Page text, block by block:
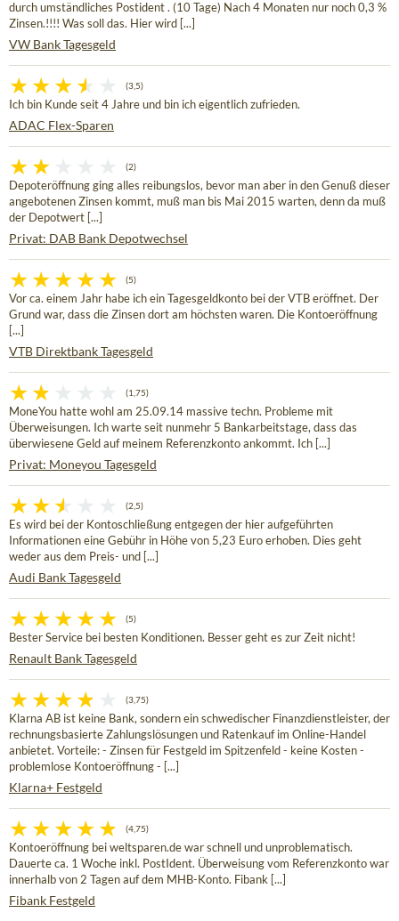
durch umständliches Postident . (10 Tage) Nach 4 Monaten nur noch 0,3 %
Zinsen.!!!! Was soll das. Hier wird [...]
VW Bank Tagesgeld
(3,5)
Ich bin Kunde seit 4 Jahre und bin ich eigentlich zufrieden.
ADAC Flex-Sparen
(2)
Depoteröffnung ging alles reibungslos, bevor man aber in den Genuß dieser
angebotenen Zinsen kommt, muß man bis Mai 2015 warten, denn da muß
der Depotwert [...]
Privat: DAB Bank Depotwechsel
(5)
Vor ca. einem Jahr habe ich ein Tagesgeldkonto bei der VTB eröffnet. Der
Grund war, dass die Zinsen dort am höchsten waren. Die Kontoeröffnung
[...]
VTB Direktbank Tagesgeld
(1,75)
MoneYou hatte wohl am 25.09.14 massive techn. Probleme mit
Überweisungen. Ich warte seit nunmehr 5 Bankarbeitstage, dass das
überwiesene Geld auf meinem Referenzkonto ankommt. Ich [...]
Privat: Moneyou Tagesgeld
(2,5)
Es wird bei der Kontoschließung entgegen der hier aufgeführten
Informationen eine Gebühr in Höhe von 5,23 Euro erhoben. Dies geht
weder aus dem Preis- und [...]
Audi Bank Tagesgeld
(5)
Bester Service bei besten Konditionen. Besser geht es zur Zeit nicht!
Renault Bank Tagesgeld
(3,75)
Klarna AB ist keine Bank, sondern ein schwedischer Finanzdienstleister, der
rechnungsbasierte Zahlungslösungen und Ratenkauf im Online-Handel
anbietet. Vorteile: - Zinsen für Festgeld im Spitzenfeld - keine Kosten -
problemlose Kontoeröffnung - [...]
Klarna+ Festgeld
(4,75)
Kontoeröffnung bei weltsparen.de war schnell und unproblematisch.
Dauerte ca. 1 Woche inkl. PostIdent. Überweisung vom Referenzkonto war
innerhalb von 2 Tagen auf dem MHB-Konto. Fibank [...]
Fibank Festgeld